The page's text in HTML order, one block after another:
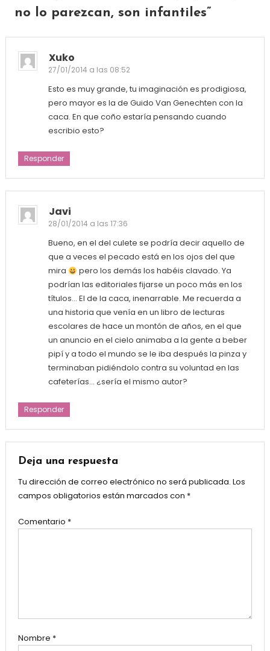
no lo parezcan, son infantiles”
Xuko
27/01/2014 a las 08:52
Esto es muy grande, tu imaginación es prodigiosa,
pero mayor es la de Guido Van Genechten con la
caca. En que coño estaría pensando cuando
escribio esto?
Responder
Javi
28/01/2014 a las 17:36
Bueno, en el del culete se podría decir aquello de
que a veces el pecado está en los ojos del que
mira
pero los demás los habéis clavado. Ya
podrían las editoriales fijarse un poco más en los
títulos… El de la caca, inenarrable. Me recuerda a
una historia que venía en un libro de lecturas
escolares de hace un montón de años, en el que
un anuncio en el cielo animaba a la gente a beber
pipí y a todo el mundo se le iba después la pinza y
terminaban pidiéndolo contra su voluntad en las
cafeterías… ¿sería el mismo autor?
Responder
Deja una respuesta
Tu dirección de correo electrónico no será publicada. Los
campos obligatorios están marcados con *
Comentario *
Nombre *